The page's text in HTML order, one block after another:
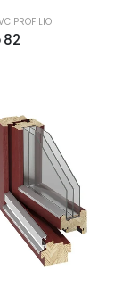
PROFILIO
82